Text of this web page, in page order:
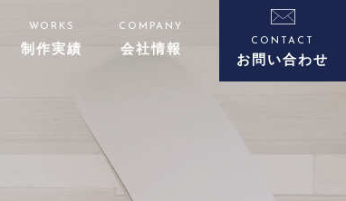
WORKS
制作実績
COMPANY
会社情報
CONTACT
お問い合わせ